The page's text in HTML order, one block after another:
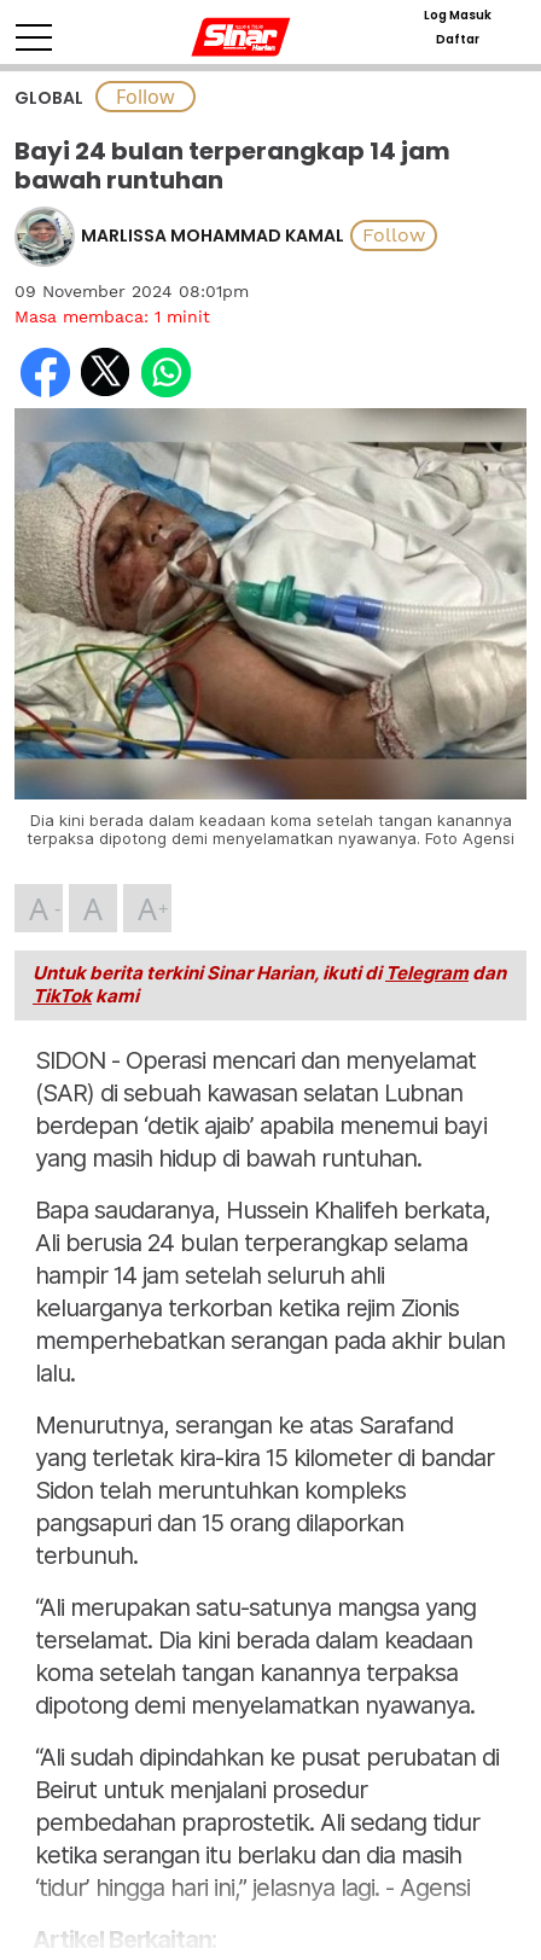
Log Masuk
Daftar
GLOBAL
Bayi 24 bulan terperangkap 14 jam
bawah runtuhan
MARLISSA MOHAMMAD KAMAL
09 November 2024 08:01pm
Masa membaca: 1 minit
Dia kini berada dalam keadaan koma setelah tangan kanannya
terpaksa dipotong demi menyelamatkan nyawanya. Foto Agensi
A A A
Untuk berita terkini Sinar Harian, ikuti di Telegramdan
TikTokkami
SIDON - Operasi mencari dan menyelamat
(SAR) di sebuah kawasan selatan Lubnan
berdepan ‘detik ajaib’ apabila menemui bayi
yang masih hidup di bawah runtuhan.
Bapa saudaranya, Hussein Khalifeh berkata,
Ali berusia 24 bulan terperangkap selama
hampir 14 jam setelah seluruh ahli
keluarganya terkorban ketika rejim Zionis
memperhebatkan serangan pada akhir bulan
lalu.
Menurutnya, serangan ke atas Sarafand
yang terletak kira-kira 15 kilometer di bandar
Sidon telah meruntuhkan kompleks
pangsapuri dan 15 orang dilaporkan
terbunuh.
“Ali merupakan satu-satunya mangsa yang
terselamat. Dia kini berada dalam keadaan
koma setelah tangan kanannya terpaksa
dipotong demi menyelamatkan nyawanya.
“Ali sudah dipindahkan ke pusat perubatan di
Beirut untuk menjalani prosedur
pembedahan praprostetik. Ali sedang tidur
ketika serangan itu berlaku dan dia masih
‘tidur’ hingga hari ini,” jelasnya lagi. - Agensi
Artikel Berkaitan: